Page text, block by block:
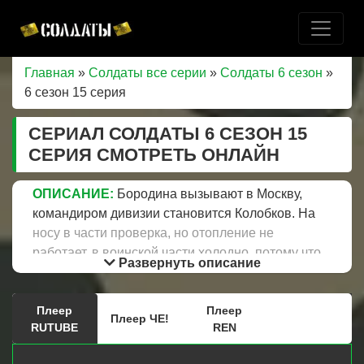
Главная » Солдаты все серии » Солдаты 6 сезон »
6 сезон 15 серия
СЕРИАЛ СОЛДАТЫ 6 СЕЗОН 15
СЕРИЯ СМОТРЕТЬ ОНЛАЙН
ОПИСАНИЕ: Бородина вызывают в Москву,
командиром дивизии становится Колобков. На
носу в части проверка, но отопление не
работает, в воинской части холодно, потому что
котел вышел из строя, а деталь для него
привезут позже, после проверки, которую
офицеры и прапорщики решают, как пережить.
Поддельные градусники, Данилюк врубает
Развернуть описание
Плеер
RUTUBE
Плеер ЧЕ!
Плеер
REN